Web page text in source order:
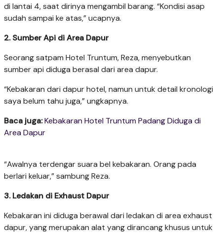
di lantai 4, saat dirinya mengambil barang. “Kondisi asap
sudah sampai ke atas,” ucapnya.
2. Sumber Api di Area Dapur
Seorang satpam Hotel Truntum, Reza, menyebutkan
sumber api diduga berasal dari area dapur.
“Kebakaran dari dapur hotel, namun untuk detail kronologi
saya belum tahu juga,” ungkapnya.
Baca juga:Kebakaran Hotel Truntum Padang Diduga di
Area Dapur
“Awalnya terdengar suara bel kebakaran. Orang pada
berlari keluar,” sambung Reza.
3. Ledakan di Exhaust Dapur
Kebakaran ini diduga berawal dari ledakan di area exhaust
dapur, yang merupakan alat yang dirancang khusus untuk